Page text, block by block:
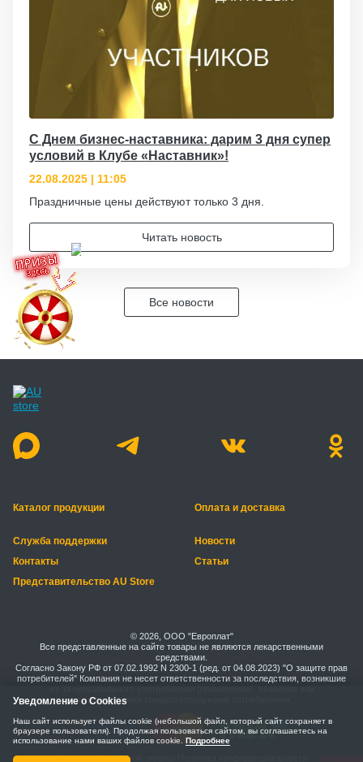
С Днем бизнес-наставника: дарим 3 дня супер
условий в Клубе «Наставник»!
22.08.2025 | 11:05
Праздничные цены действуют только 3 дня.
Читать новость
Все новости
Каталог продукции Оплата и доставка
Служба поддержки
Новости
Контакты
Статьи
Представительство AU Store
© 2026, ООО "Европлат"
Все представленные на сайте товары не являются лекарственными
средствами.
Согласно Закону РФ от 07.02.1992 N 2300-1 (ред. от 04.08.2023) "О защите прав
потребителей" Компания не несет ответственности за последствия, возникшие
транспортировки товаров (продукции) потребителем.
Правила безопасной оплаты
Уведомление о Cookies
Наш сайт использует файлы cookie (небольшой файл, который сайт сохраняет в
браузере пользователя). Продолжая пользоваться сайтом, вы соглашаетесь на
использование нами ваших файлов cookie. Подробнее